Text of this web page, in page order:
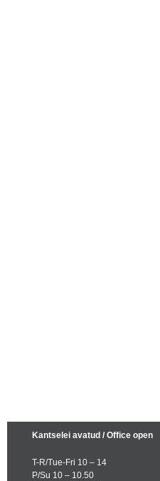
Kantselei avatud / Office open
T-R/Tue-Fri 10 – 14
P/Su 10 – 10.50